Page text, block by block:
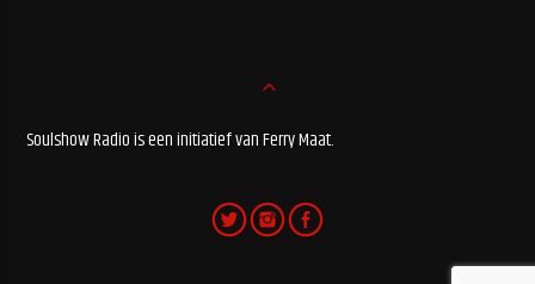
Soulshow Radio is een initiatief van Ferry Maat.